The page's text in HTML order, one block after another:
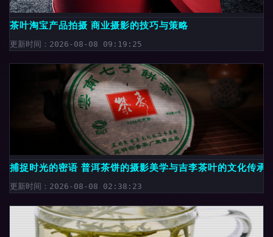
茶叶淘宝产品拍摄 商业摄影的技巧与策略
更新时间：2026-08-08 09:19:25
捕捉时光的密语 普洱茶饼的摄影美学与吉李茶叶的文化传承
更新时间：2026-08-08 02:38:23